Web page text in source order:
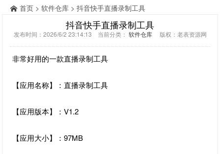
首页 > 软件仓库 > 抖音快手直播录制工具
抖音快手直播录制工具
发布时间：2026/6/2 23:14:13 当前分类： 软件仓库版权：老表资源网
非常好用的一款直播录制工具
【应用名称】：直播录制工具
【应用版本】：V1.2
【应用大小】：97MB